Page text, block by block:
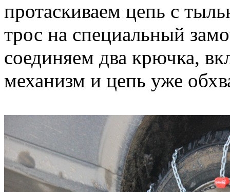
протаскиваем цепь с
трос на специальный
соединяем два крючка,
механизм и цепь уже